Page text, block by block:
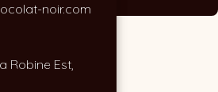
noir.com
Robine Est,
noir.com
Robine Est,